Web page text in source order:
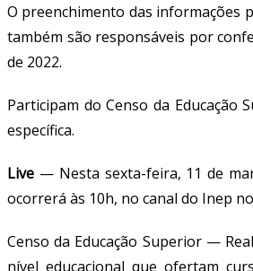
O preenchimento das informações
também são responsáveis por
de 2022.
Participam do Censo da
específica.
Live — Nesta sexta-feira, 11 de
ocorrerá às 10h, no canal do Inep
Censo da Educação Superior—
nível educacional que ofertam